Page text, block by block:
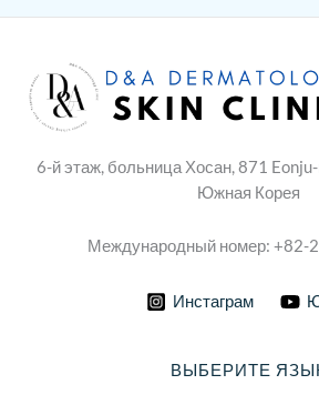
6-й этаж, больница Хосан, 871
Южная Корея
Международный номер: +82-
Инстаграм
ВЫБЕРИТЕ